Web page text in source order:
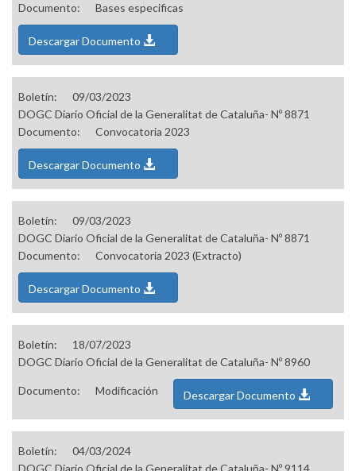
Documento:
Bases especificas
Descargar Documento
Boletín:
09/03/2023
DOGC Diario Oficial de la Generalitat de Cataluña- Nº 8871
Documento:
Convocatoria 2023
Descargar Documento
Boletín:
09/03/2023
DOGC Diario Oficial de la Generalitat de Cataluña- Nº 8871
Documento:
Convocatoria 2023 (Extracto)
Descargar Documento
Boletín:
18/07/2023
DOGC Diario Oficial de la Generalitat de Cataluña- Nº 8960
Documento: Modificación Descargar Documento
Boletín:
04/03/2024